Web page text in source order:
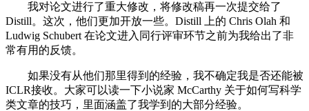
我对论文进行了重大修改，将修改稿再一次提交给了
Distill。这次，他们更加开放一些。Distill 上的 Chris Olah 和
Ludwig Schubert 在论文进入同行评审环节之前为我给出了非
常有用的反馈。
如果没有从他们那里得到的经验，我不确定我是否还能被
ICLR接收。大家可以读一下小说家 McCarthy 关于如何写科学
类文章的技巧，里面涵盖了我学到的大部分经验。